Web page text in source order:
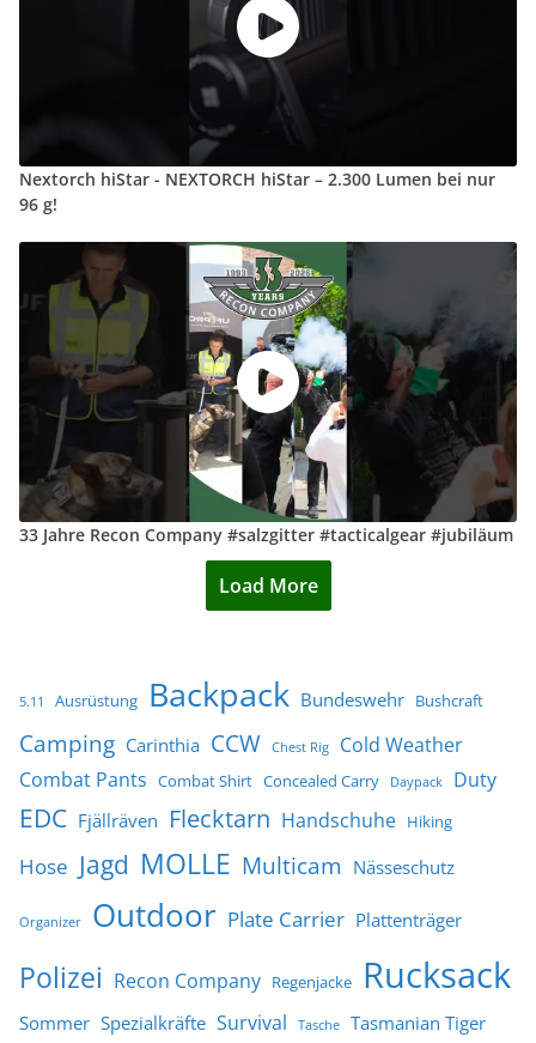
Nextorch hiStar - NEXTORCH hiStar – 2.300 Lumen bei nur
96 g!
33 Jahre Recon Company #salzgitter #tacticalgear #jubiläum
Load More
5.11 Ausrüstung Backpack Bundeswehr Bushcraft
Camping Carinthia CCW Chest Rig
Cold Weather
Combat Pants Combat Shirt Concealed Carry Daypack Duty
EDC Fjällräven Flecktarn Handschuhe Hiking
Hose Jagd MOLLE Multicam Nässeschutz
Organizer Outdoor Plate Carrier Plattenträger
Polizei Recon Company Regenjacke Rucksack
Sommer Spezialkräfte Survival Tasche Tasmanian Tiger